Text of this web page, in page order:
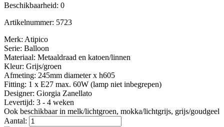
Beschikbaarheid: 0
Artikelnummer: 5723
Merk: Atipico
Serie: Balloon
Materiaal: Metaaldraad en katoen/linnen
Kleur: Grijs/groen
Afmeting: 245mm diameter x h605
Fitting: 1 x E27 max. 60W (lamp niet inbegrepen)
Designer: Giorgia Zanellato
Levertijd: 3 - 4 weken
Ook beschikbaar in melk/lichtgroen, mokka/lichtgrijs, grijs/goudgeel
Aantal: